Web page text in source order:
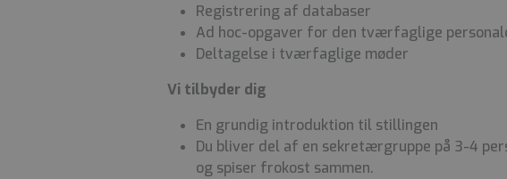
Registrering af databaser
Ad hoc-opgaver for den tværfaglige
Deltagelse i tværfaglige møder
Vi tilbyder dig
En grundig introduktion til stillingen
Du bliver del af en sekretærgruppe på 3-4
og spiser frokost sammen.